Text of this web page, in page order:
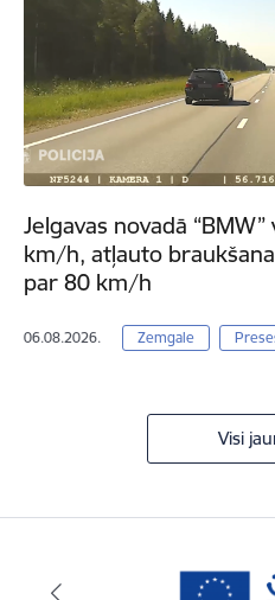
Jelgavas novadā
km/h, atļauto
par 80 km/h
06.08.2026. Zemgale
Visi